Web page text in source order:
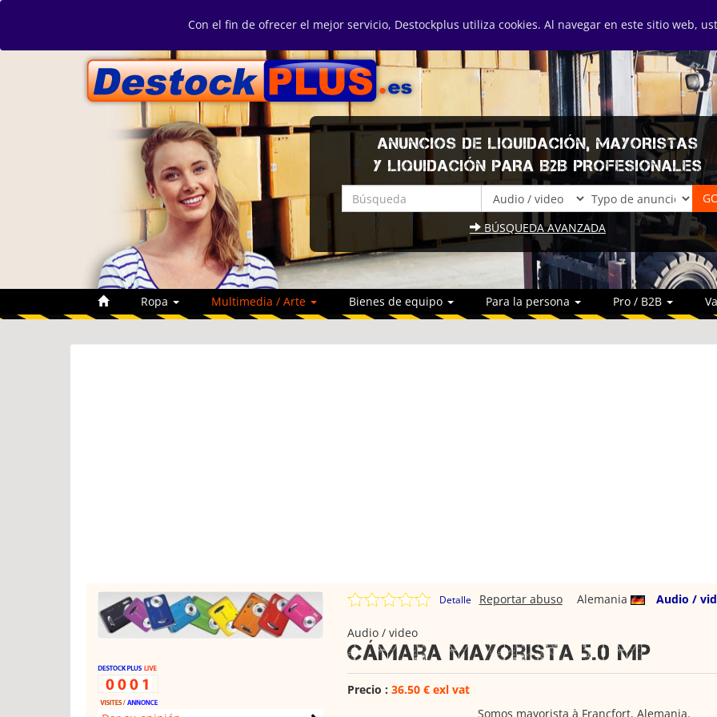
Con el fin de ofrecer el mejor servicio, Destockplus utiliza cookies. Al navegar en este sitio web,
ANUNCIOS DE LIQUIDACIÓN, MAYORISTAS
Y LIQUIDACIÓN PARA B2B PROFESIONALES
BÚSQUEDA AVANZADA
Ropa Multimedia / Arte Bienes de equipo Para la persona Pro / B2B
Detalle Alemania Audio /
Reportar abuso
Audio / video
Cámara Mayorista 5.0 MP
Precio : 36.50 € exl vat
Somos mayorista à Francfort, Alemania.